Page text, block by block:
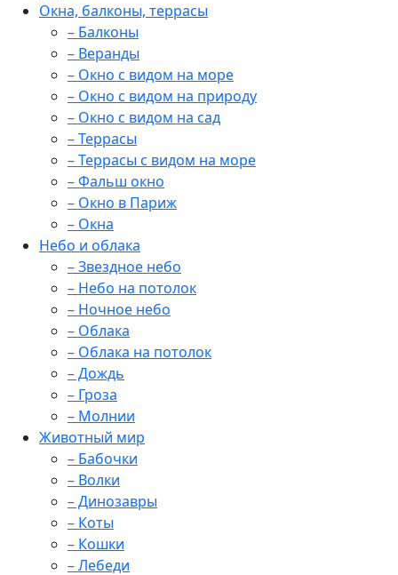
Окна, балконы, террасы
– Балконы
– Веранды
– Окно с видом на море
– Окно с видом на природу
– Окно с видом на сад
– Террасы
– Террасы с видом на море
– Фальш окно
– Окно в Париж
– Окна
Небо и облака
– Звездное небо
– Небо на потолок
– Ночное небо
– Облака
– Облака на потолок
– Дождь
– Гроза
– Молнии
Животный мир
– Бабочки
– Волки
– Динозавры
– Коты
– Кошки
– Лебеди